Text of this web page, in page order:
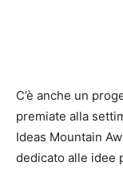
C’è anche un
premiate alla
Ideas Mountain
dedicato alle idee